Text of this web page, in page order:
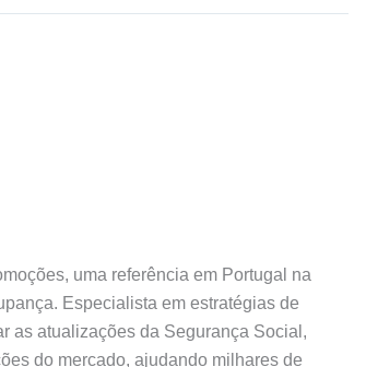
uma referência em Portugal na
Especialista em estratégias de
as atualizações da Segurança Social,
do mercado, ajudando milhares de